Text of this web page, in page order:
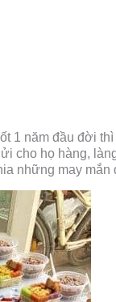
1 năm đầu đời
cho họ hàng,
những may mắn